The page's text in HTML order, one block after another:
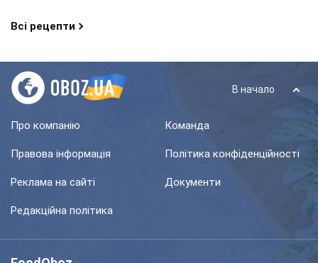
Всі рецепти
В начало
Про компанію Команда
Правова інформація Політика конфіденційності
Реклама на сайті Документи
Редакційна політика